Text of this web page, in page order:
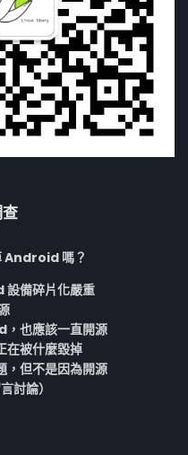
Android 嗎？
備碎片化嚴重
也應該一直開源
被什麼毀掉
但不是因為開源
討論）